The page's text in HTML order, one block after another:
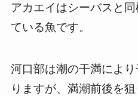
アカエイはシーバスと
ている魚です。
河口部は潮の干満によ
りますが、満潮前後を